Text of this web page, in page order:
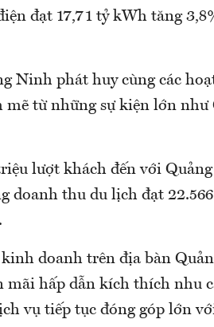
đạt 17,71 tỷ kWh tăng
Ninh phát huy cùng các
mẽ từ những sự kiện lớn như
lượt khách đến với
doanh thu du lịch đạt
doanh trên địa bàn
hấp dẫn kích thích nhu
vụ tiếp tục đóng góp lớn